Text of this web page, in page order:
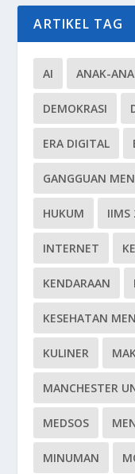
ARTIKEL TAG
AI ANAK-
DEMOKRASI
ERA DIGITAL
GANGGUAN
HUKUM IIMS
INTERNET
KENDARAAN
KESEHATAN
KULINER
MANCHESTER
MEDSOS
MINUMAN